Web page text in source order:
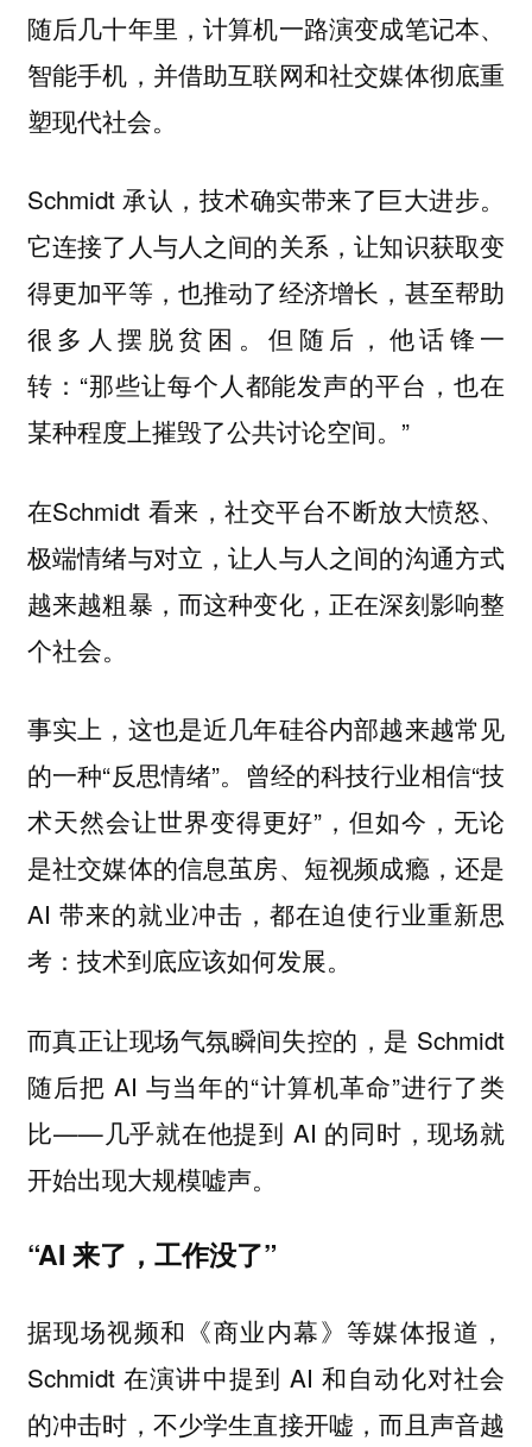
随后几十年里，计算机一路演变成笔记本、
智能手机，并借助互联网和社交媒体彻底重
塑现代社会。
Schmidt 承认，技术确实带来了巨大进步。
它连接了人与人之间的关系，让知识获取变
得更加平等，也推动了经济增长，甚至帮助
很多人摆脱贫困。但随后，他话锋一
转：“那些让每个人都能发声的平台，也在
某种程度上摧毁了公共讨论空间。”
在Schmidt 看来，社交平台不断放大愤怒、
极端情绪与对立，让人与人之间的沟通方式
越来越粗暴，而这种变化，正在深刻影响整
个社会。
事实上，这也是近几年硅谷内部越来越常见
的一种“反思情绪”。曾经的科技行业相信“技
术天然会让世界变得更好”，但如今，无论
是社交媒体的信息茧房、短视频成瘾，还是
AI 带来的就业冲击，都在迫使行业重新思
考：技术到底应该如何发展。
而真正让现场气氛瞬间失控的，是 Schmidt
随后把 AI 与当年的“计算机革命”进行了类
比——几乎就在他提到 AI 的同时，现场就
开始出现大规模嘘声。
“AI 来了，工作没了”
据现场视频和《商业内幕》等媒体报道，
Schmidt 在演讲中提到 AI 和自动化对社会
的冲击时，不少学生直接开嘘，而且声音越